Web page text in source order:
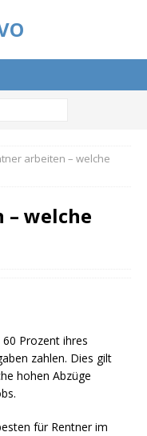
arbeiten – welche
welche
Prozent ihres
zahlen. Dies gilt
hohen Abzüge
für Rentner im